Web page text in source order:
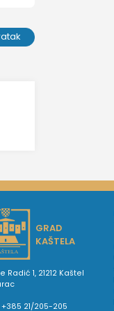
GRAD
KAŠTELA
Radić 1, 21212 Kaštel
+385 21/205-205